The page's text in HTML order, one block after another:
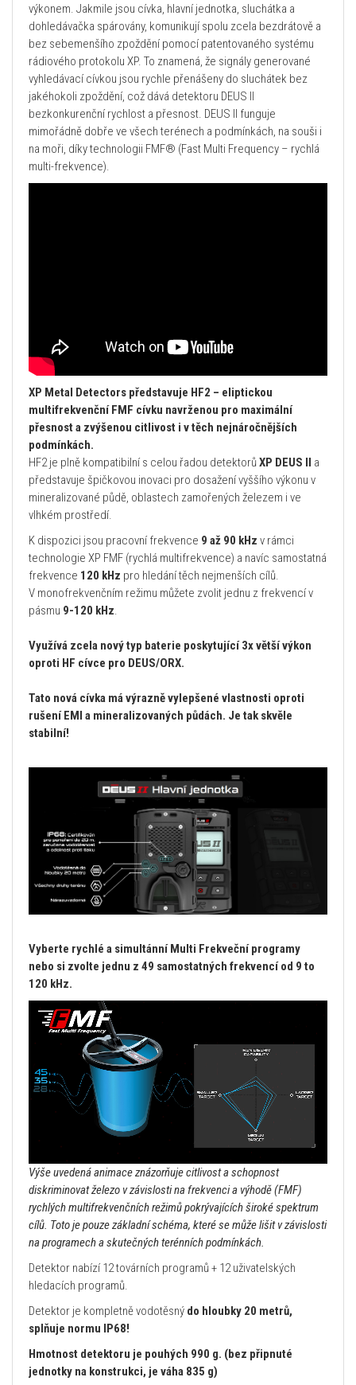
výkonem. Jakmile jsou cívka, hlavní jednotka, sluchátka a
dohledávačka spárovány, komunikují spolu zcela bezdrátově a
bez sebemenšího zpoždění pomocí patentovaného systému
rádiového protokolu XP. To znamená, že signály generované
vyhledávací cívkou jsou rychle přenášeny do sluchátek bez
jakéhokoli zpoždění, což dává detektoru DEUS II
bezkonkurenční rychlost a přesnost. DEUS II funguje
mimořádně dobře ve všech terénech a podmínkách, na souši i
na moři, díky technologii FMF® (Fast Multi Frequency – rychlá
multi-frekvence).
XP Metal Detectors představuje HF2 – eliptickou
multifrekvenční FMF cívku navrženou pro maximální
přesnost a zvýšenou citlivost i v těch nejnáročnějších
podmínkách.
HF2 je plně kompatibilní s celou řadou detektorůXP DEUS II a
představuje špičkovou inovaci pro dosažení vyššího výkonu v
mineralizované půdě, oblastech zamořených železem i ve
vlhkém prostředí.
K dispozici jsou pracovní frekvence 9 až 90 kHz v rámci
technologie XP FMF (rychlá multifrekvence) a navíc samostatná
frekvence 120 kHz pro hledání těch nejmenších cílů.
V monofrekvenčním režimu můžete zvolit jednu z frekvencí v
pásmu 9-120 kHz.
Využívá zcela nový typ baterie poskytující 3x větší výkon
oproti HF cívce pro DEUS/ORX.
Tato nová cívka má výrazně vylepšené vlastnosti oproti
rušení EMI a mineralizovaných půdách. Je tak skvěle
stabilní!
Vyberte rychlé a simultánní Multi Frekveční programy
nebo si zvolte jednu z 49 samostatných frekvencí od 9 to
120 kHz.
Výše uvedená animace znázorňuje citlivost a schopnost
diskriminovat železo v závislosti na frekvenci a výhodě (FMF)
rychlých multifrekvenčních režimů pokrývajících široké spektrum
cílů. Toto je pouze základní schéma, které se může lišit v závislosti
na programech a skutečných terénních podmínkách.
Detektor nabízí 12 továrních programů + 12 uživatelských
hledacích programů.
Detektor je kompletně vodotěsný do hloubky 20 metrů,
splňuje normu IP68!
Hmotnost detektoru je pouhých 990 g. (bez připnuté
jednotky na konstrukci, je váha 835 g)